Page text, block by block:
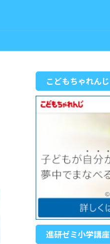
こどもちゃれんじ
進研ゼミ小学講座